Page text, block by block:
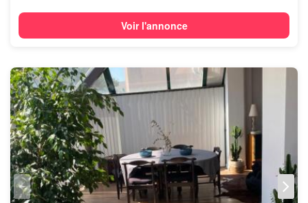
Voir l'annonce